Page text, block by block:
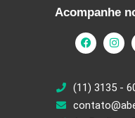
Acompanhe
(11) 3135 -